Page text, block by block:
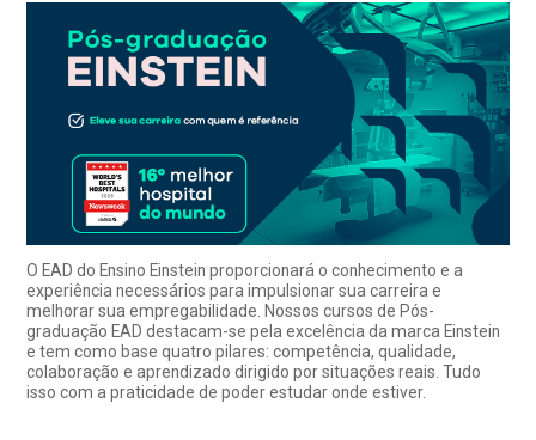
O EAD do Ensino Einstein proporcionará o conhecimento e a
experiência necessários para impulsionar sua carreira e
melhorar sua empregabilidade. Nossos cursos de Pós-
graduação EAD destacam-se pela excelência da marca Einstein
e tem como base quatro pilares: competência, qualidade,
colaboração e aprendizado dirigido por situações reais. Tudo
isso com a praticidade de poder estudar onde estiver.